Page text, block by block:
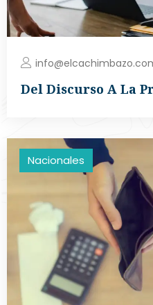
Del Discurso A La
Nacionales